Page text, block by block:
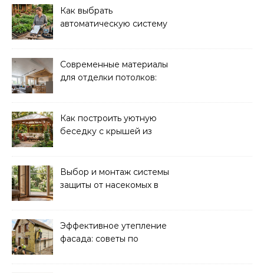
Как выбрать
автоматическую систему
Современные материалы
для отделки потолков:
Как построить уютную
беседку с крышей из
Выбор и монтаж системы
защиты от насекомых в
Эффективное утепление
фасада: советы по